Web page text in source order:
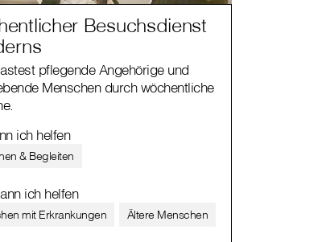
Besuchsdienst
pflegende Angehörige und
Menschen durch wöchentliche
ich helfen
& Begleiten
ich helfen
mit Erkrankungen Ältere Menschen